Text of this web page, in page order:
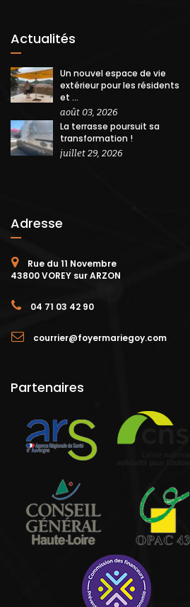
Actualités
Un nouvel espace de vie
extérieur pour les résidents
et ...
août 03, 2026
La terrasse poursuit sa
transformation !
juillet 29, 2026
Adresse
Rue du 11 Novembre
43800 VOREY sur ARZON
04 71 03 42 90
courrier@foyermariegoy.com
Partenaires